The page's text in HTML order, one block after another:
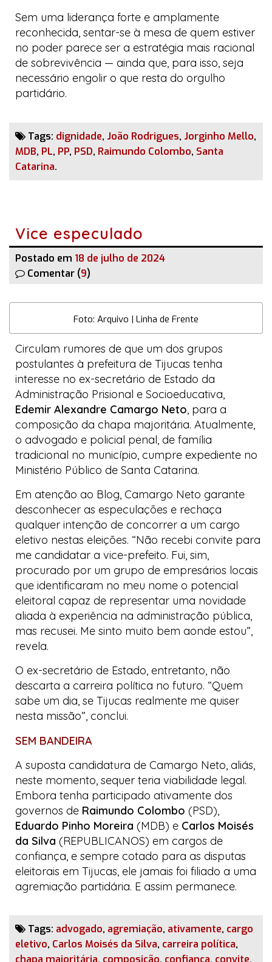
Sem uma liderança forte e amplamente
reconhecida, sentar-se à mesa de quem estiver
no poder parece ser a estratégia mais racional
de sobrevivência — ainda que, para isso, seja
necessário engolir o que resta do orgulho
partidário.
Tags: dignidade, João Rodrigues, Jorginho Mello,
MDB, PL, PP, PSD, Raimundo Colombo, Santa
Catarina.
Vice especulado
Postado em 18 de julho de 2024
Comentar (9)
Foto: Arquivo | Linha de Frente
Circulam rumores de que um dos grupos
postulantes à prefeitura de Tijucas tenha
interesse no ex-secretário de Estado da
Administração Prisional e Socioeducativa,
Edemir Alexandre Camargo Neto, para a
composição da chapa majoritária. Atualmente,
o advogado e policial penal, de família
tradicional no município, cumpre expediente no
Ministério Público de Santa Catarina.
Em atenção ao Blog, Camargo Neto garante
desconhecer as especulações e rechaça
qualquer intenção de concorrer a um cargo
eletivo nestas eleições. “Não recebi convite para
me candidatar a vice-prefeito. Fui, sim,
procurado por um grupo de empresários locais
que identificaram no meu nome o potencial
eleitoral capaz de representar uma novidade
aliada à experiência na administração pública,
mas recusei. Me sinto muito bem aonde estou”,
revela.
O ex-secretário de Estado, entretanto, não
descarta a carreira política no futuro. “Quem
sabe um dia, se Tijucas realmente me quiser
nesta missão”, conclui.
SEM BANDEIRA
A suposta candidatura de Camargo Neto, aliás,
neste momento, sequer teria viabilidade legal.
Embora tenha participado ativamente dos
governos de Raimundo Colombo (PSD),
Eduardo Pinho Moreira (MDB) e Carlos Moisés
da Silva (REPUBLICANOS) em cargos de
confiança, e sempre cotado para as disputas
eleitorais em Tijucas, ele jamais foi filiado a uma
agremiação partidária. E assim permanece.
Tags: advogado, agremiação, ativamente, cargo
eletivo, Carlos Moisés da Silva, carreira política,
chapa majoritária, composição, confiança, convite,